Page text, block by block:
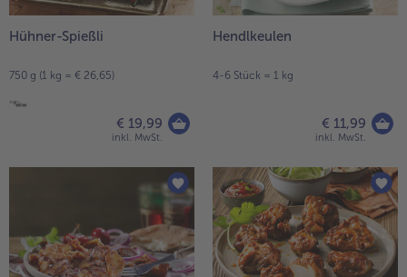
Hühner-Spießli
750 g (1 kg = € 26,65)
€ 19,99
inkl. MwSt.
Hendlkeulen
4-6 Stück = 1 kg
€ 11,99
inkl. MwSt.